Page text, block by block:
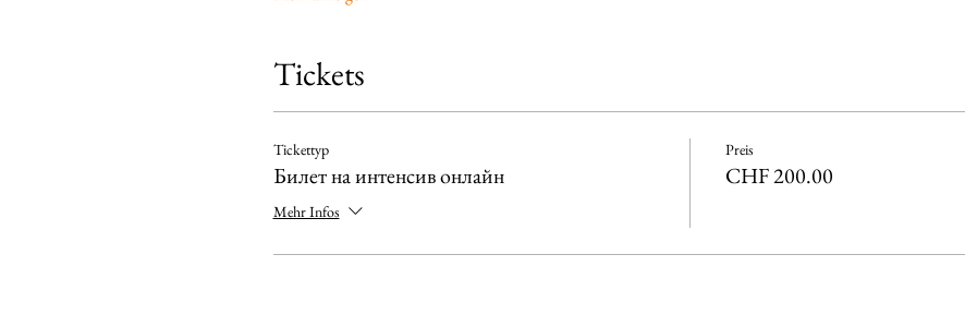
Tickets
Tickettyp
Билет на интенсив онлайн
Mehr Infos
Preis
CHF 200.00